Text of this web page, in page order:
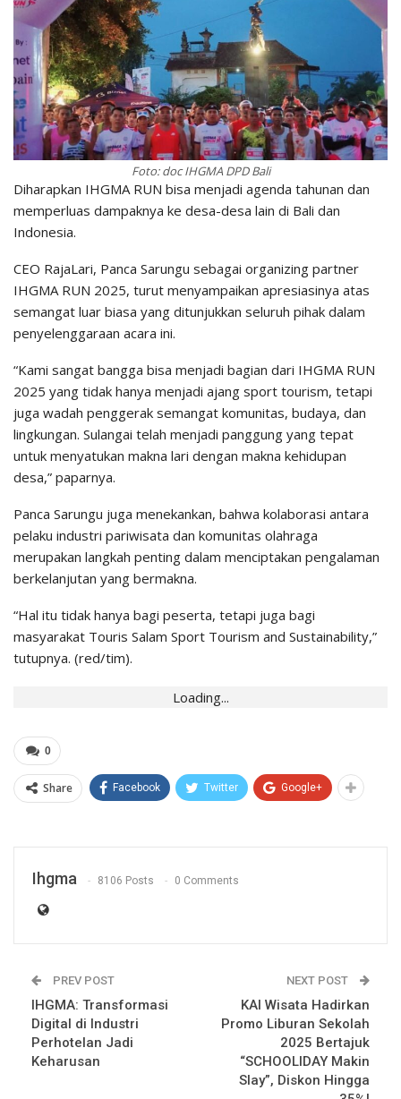
Foto: doc IHGMA DPD Bali
Diharapkan IHGMA RUN bisa menjadi agenda tahunan dan
memperluas dampaknya ke desa-desa lain di Bali dan
Indonesia.
CEO RajaLari, Panca Sarungu sebagai organizing partner
IHGMA RUN 2025, turut menyampaikan apresiasinya atas
semangat luar biasa yang ditunjukkan seluruh pihak dalam
penyelenggaraan acara ini.
“Kami sangat bangga bisa menjadi bagian dari IHGMA RUN
2025 yang tidak hanya menjadi ajang sport tourism, tetapi
juga wadah penggerak semangat komunitas, budaya, dan
lingkungan. Sulangai telah menjadi panggung yang tepat
untuk menyatukan makna lari dengan makna kehidupan
desa,” paparnya.
Panca Sarungu juga menekankan, bahwa kolaborasi antara
pelaku industri pariwisata dan komunitas olahraga
merupakan langkah penting dalam menciptakan pengalaman
berkelanjutan yang bermakna.
“Hal itu tidak hanya bagi peserta, tetapi juga bagi
masyarakat Touris Salam Sport Tourism and Sustainability,”
tutupnya. (red/tim).
Loading...
0
Share Facebook Twitter Google+
Ihgma 8106 Posts 0 Comments
PREV POST
IHGMA: Transformasi
Digital di Industri
Perhotelan Jadi
Keharusan
NEXT POST
KAI Wisata Hadirkan
Promo Liburan Sekolah
2025 Bertajuk
“SCHOOLIDAY Makin
Slay”, Diskon Hingga